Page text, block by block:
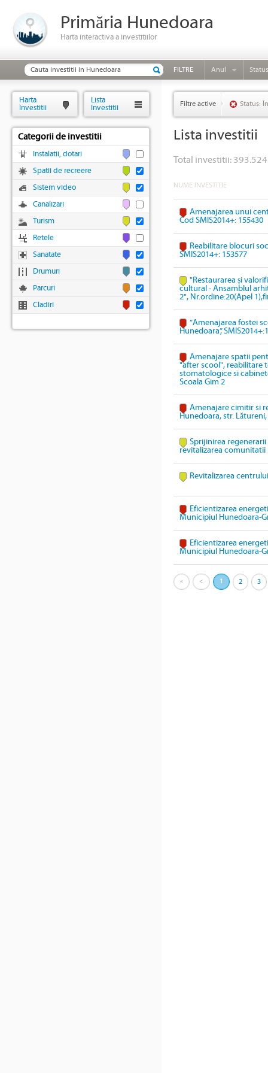
Primăria Hunedoara
Harta interactiva a investitiilor
FILTRE Anul Status
Filtre active Status:
Lista investitii
Total investitii:
NUME INVESTITIE
Amenajarea unui
Cod SMIS2014+: 155430
Reabilitare blocuri
SMIS2014+: 153577
"Restaurarea și
cultural - Ansamblul
2", Nr.ordine:20(Apel
”Amenajarea fostei
Hunedoara”,
Amenajare spatii
"after scool", reabilitare
stomatologice si
Scoala Gim 2
Amenajare cimitir si
Hunedoara, str.
Sprijinirea
revitalizarea comunitatii
Revitalizarea
Eficientizarea
Municipiul Hunedoara-
Eficientizarea
Municipiul Hunedoara-
« < 1 2 3
Harta
Investitii
Lista
Investitii
Categorii de investitii
Instalatii, dotari
Spatii de recreere
Sistem video
Canalizari
Turism
Retele
Sanatate
Drumuri
Parcuri
Cladiri